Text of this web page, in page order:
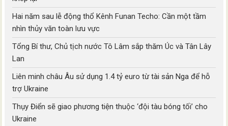
Hai năm sau lễ động thổ Kênh Funan Techo: Cần một tầm
nhìn thủy văn toàn lưu vực
Tổng Bí thư, Chủ tịch nước Tô Lâm sắp thăm Úc và Tân Lây
Lan
Liên minh châu Âu sử dụng 1.4 tỷ euro từ tài sản Nga để hỗ
trợ Ukraine
Thụy Điển sẽ giao phương tiện thuộc ‘đội tàu bóng tối’ cho
Ukraine